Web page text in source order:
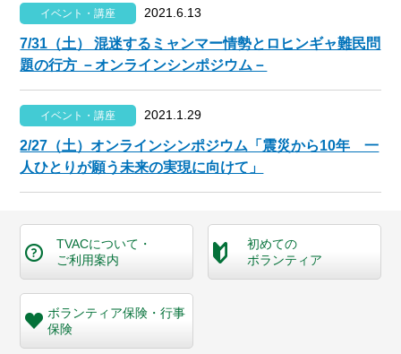
イベント・講座 2021.6.13
7/31（土） 混迷するミャンマー情勢とロヒンギャ難民問
題の行方 －オンラインシンポジウム－
イベント・講座 2021.1.29
2/27（土）オンラインシンポジウム「震災から10年 一
人ひとりが願う未来の実現に向けて」
TVACについて・
ご利用案内
初めての
ボランティア
ボランティア保険・行事
保険